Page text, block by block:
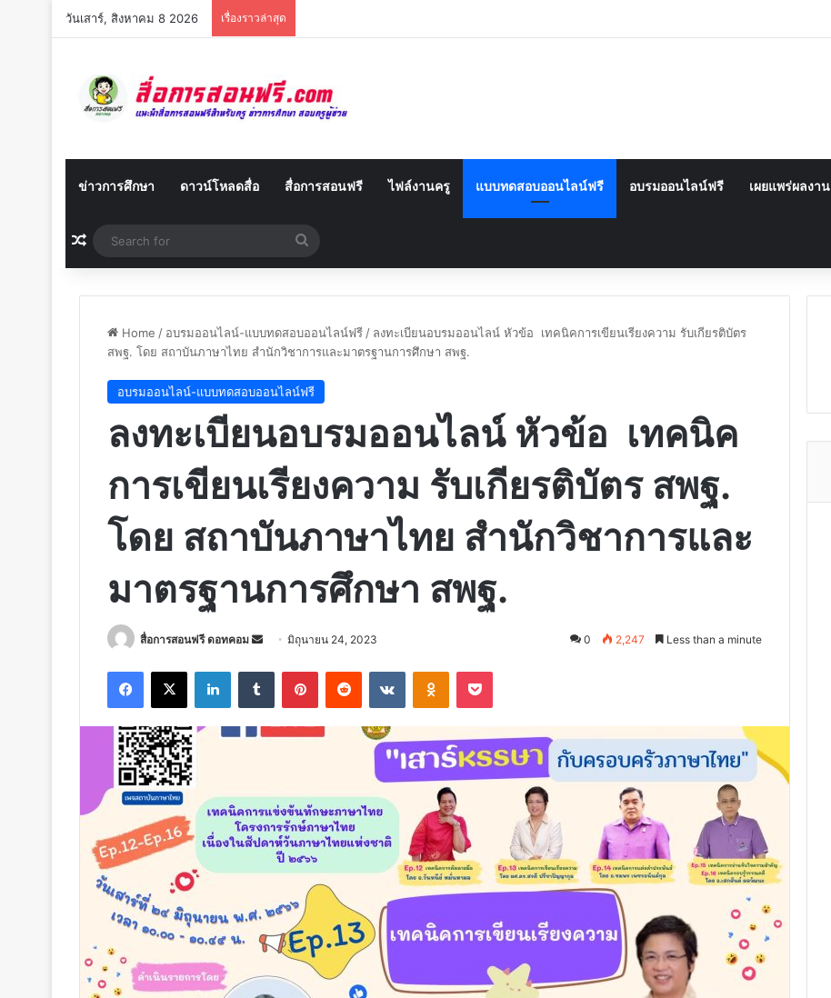
วันเสาร์, สิงหาคม 8 2026 เรื่องราวล่าสุด
ข่าวการศึกษา ดาวน์โหลดสื่อ สื่อการสอนฟรี ไฟล์งานครู แบบทดสอบออนไลน์ฟรี อบรมออนไลน์ฟรี เผยแพร่ผลงาน
Random Article
for
Home / อบรมออนไลน์-แบบทดสอบออนไลน์ฟรี / ลงทะเบียนอบรมออนไลน์ หัวข้อ เทคนิคการเขียนเรียงความ รับเกียรติบัตร
สพฐ. โดย สถาบันภาษาไทย สำนักวิชาการและมาตรฐานการศึกษา สพฐ.
อบรมออนไลน์-แบบทดสอบออนไลน์ฟรี
ลงทะเบียนอบรมออนไลน์ หัวข้อ เทคนิค
การเขียนเรียงความ รับเกียรติบัตร สพฐ.
โดย สถาบันภาษาไทย สำนักวิชาการและ
มาตรฐานการศึกษา สพฐ.
สื่อการสอนฟรี ดอทคอม
Sendมิถุนายน 24, 2023 0 2,247 Less than a minute
Facebook
X LinkedInTumblr PinterestReddit VKontakteOdnoklassniki
Pocket